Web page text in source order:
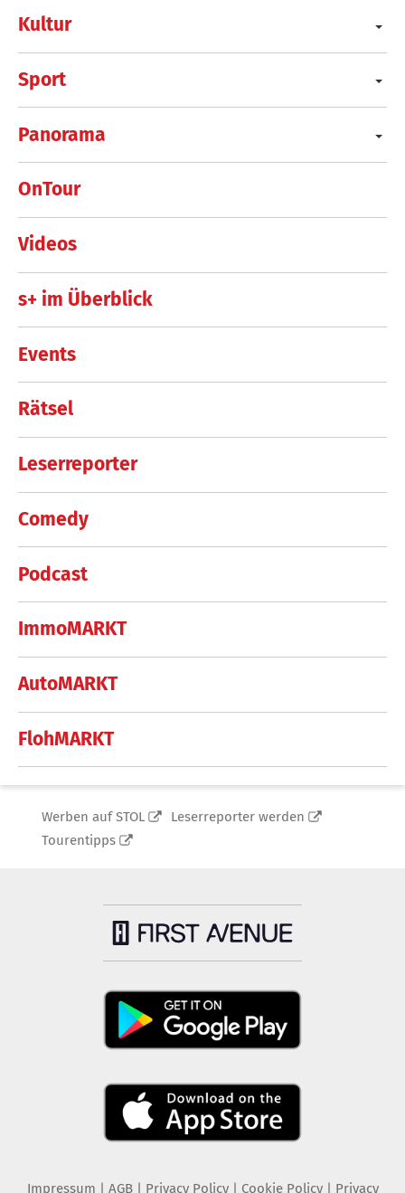
Kultur
Sport
Panorama
OnTour
Videos
s+ im Überblick
Events
Rätsel
Leserreporter
Comedy
Podcast
ImmoMARKT
AutoMARKT
FlohMARKT
Werben auf STOL
Leserreporter werden
Tourentipps
Impressum AGB Privacy Policy| Cookie Policy| Privacy